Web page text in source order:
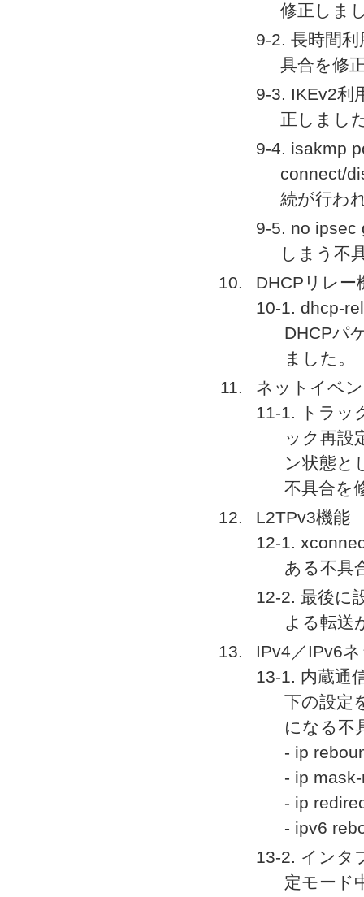
修正しま
9-2. 長時間
具合を修
9-3. IKEv2利
正しまし
9-4. isakmp
connect/
続が行わ
9-5. no ipsec
しまう不
DHCPリレー
10-1. dhcp-
DHCPパ
ました。
ネットイベ
11-1. トラッ
ック再設
ン状態と
不具合を
L2TPv3機能
12-1.
ある不具
12-2. 最後に
よる転送
IPv4／IPv6
13-1. 内蔵通
下の設定
になる不
- ip
- ip
- ip
- ipv6
13-2. インタ
定モード